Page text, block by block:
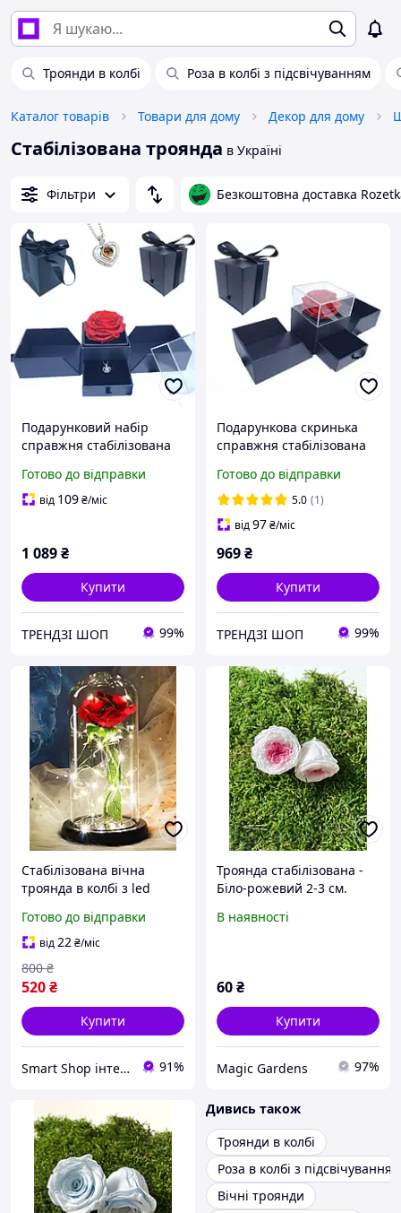
Троянди в колбі Роза в колбі з підсвічуванням
Каталог товарів Товари для дому Декор для дому
Стабілізована троянда в Україні
Фільтри Безкоштовна доставка
Подарунковий набір
справжня стабілізована
для прикрас Rose Box та
кулон I lOVE YOU (100
Готово до відправки
від 109₴/міс
1 089₴
Купити
ТРЕНДЗІ ШОП 99%
Подарункова скринька
справжня стабілізована
для прикрас Rose Box
Готово до відправки
5.0 (1)
від97₴/міс
969₴
Купити
ТРЕНДЗІ ШОП 99%
Стабілізована вічна
троянда в колбі з led
батарейках романтичний
світлодіодний нічник
Готово до відправки
від22₴/міс
520₴
800 ₴
Купити
Smart Shop інтернет-магазин корисних товарів 91%
Троянда стабілізована -
Біло-рожевий 2-3 см.
В наявності
60₴
Купити
Magic Gardens 97%
Дивись також
Троянди в колбі
Роза в колбі з підсвічуванням
Вічні троянди